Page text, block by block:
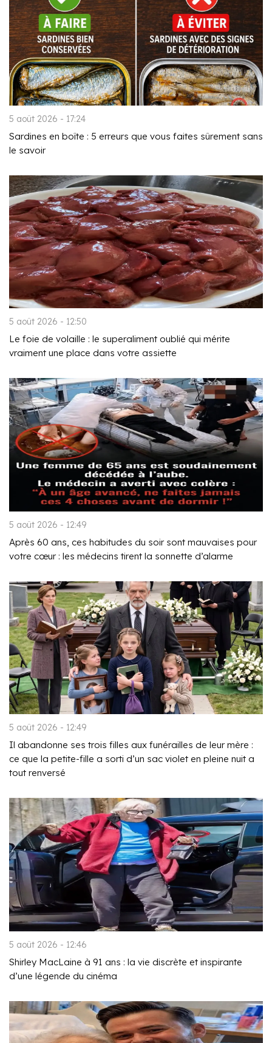
5 août 2026 - 17:24
Sardines en boîte : 5 erreurs que vous faites sûrement sans
le savoir
5 août 2026 - 12:50
Le foie de volaille : le superaliment oublié qui mérite
vraiment une place dans votre assiette
5 août 2026 - 12:49
Après 60 ans, ces habitudes du soir sont mauvaises pour
votre cœur : les médecins tirent la sonnette d’alarme
5 août 2026 - 12:49
Il abandonne ses trois filles aux funérailles de leur mère :
ce que la petite-fille a sorti d’un sac violet en pleine nuit a
tout renversé
5 août 2026 - 12:46
Shirley MacLaine à 91 ans : la vie discrète et inspirante
d’une légende du cinéma